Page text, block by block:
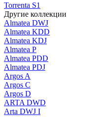
Torrenta S1
Другие коллекции
Almatea DWJ
Almatea KDD
Almatea KDJ
Almatea P
Almatea PDD
Almatea PDJ
Argos A
Argos C
Argos D
ARTA DWD
Arta DWJ I